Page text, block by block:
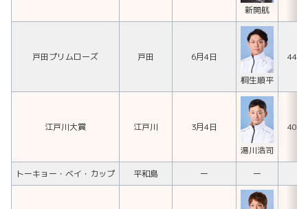
新開航
戸田プリムローズ 戸田 6月4日
桐生順平
江戸川大賞 江戸川 3月4日
湯川浩司
トーキョー・ベイ・カップ 平和島 ー ー